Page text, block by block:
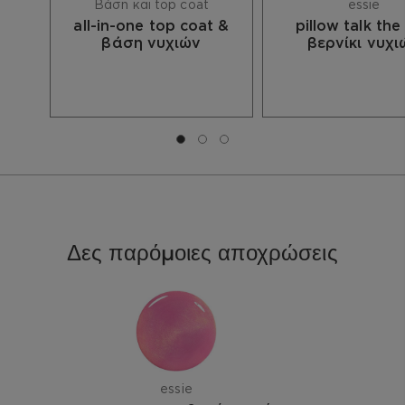
Cl 77266/BLACK 2, Cl 77742/MANGANESE
VIOLET, Cl 19140/YELLOW 5 LAKE, Cl 15850/RED
6 LAKE, Cl 15880/RED 34 LAKE, Cl 77510/FERRIC
Βάση και top coat
all-in-one top coat &
βάση νυχιών
essie
pillow talk the
βερνίκι
Μετάβαση σε διαφάνεια 0
Μετάβαση σε διαφάνεια 1
Μετάβαση σε διαφάνεια 2
Δες παρόμοιες αποχρώσεις
essie